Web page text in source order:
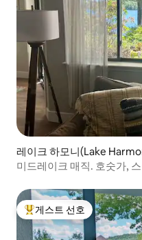
레이크 하모니(Lake
미드레이크 매직. 호숫가,
상위 게스트 선호
게스트 선호